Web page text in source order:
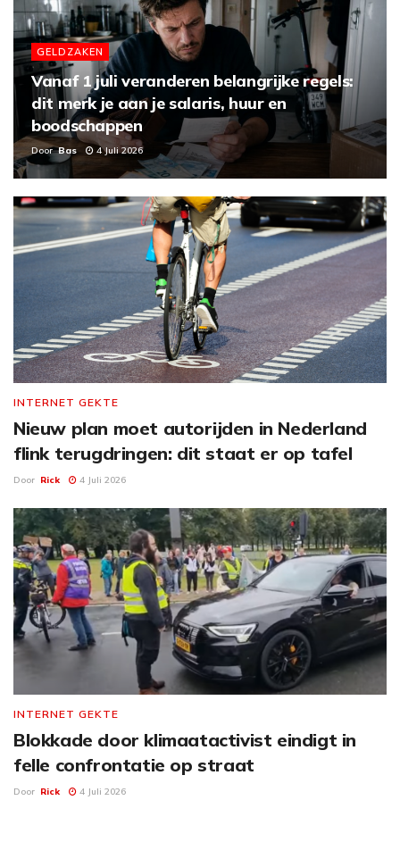
GELDZAKEN
Vanaf 1 juli veranderen belangrijke regels:
dit merk je aan je salaris, huur en
boodschappen
Door Bas 4 Juli 2026
INTERNET GEKTE
Nieuw plan moet autorijden in Nederland
flink terugdringen: dit staat er op tafel
Door Rick 4 Juli 2026
INTERNET GEKTE
Blokkade door klimaatactivist eindigt in
felle confrontatie op straat
Door Rick 4 Juli 2026